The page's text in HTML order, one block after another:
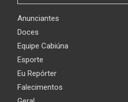
Anunciantes
Doces
Equipe Cabiúna
Esporte
Eu Repórter
Falecimentos